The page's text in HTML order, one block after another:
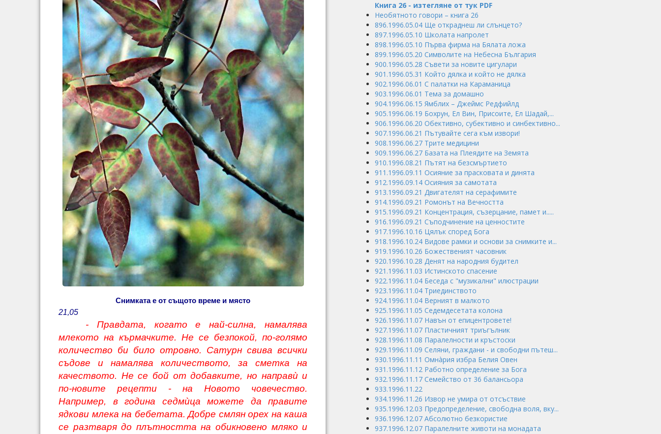
Снимката е от същото време и място
21,05
- Правдата, когато е най-силна, намалява
млекото на кърмачките. Не се безпокой, по-голямо
количество би било отровно. Сатурн свива всички
съдове и намалява количеството, за сметка на
качеството. Не се бой от добавките, но направù и
по-новите рецепти - на Новото човечество.
Например, в година седмùца можете да правите
ядкови млека на бебетата. Добре смлян орех на каша
се разтваря до плътността на обикновено мляко и
Книга 26 - изтегляне от тук PDF
Необятното говори – книга 26
896.1996.05.04 Ще откраднеш ли слънцето?
897.1996.05.10 Школата напролет
898.1996.05.10 Първа фирма на Бялата ложа
899.1996.05.20 Символите на Небесна България
900.1996.05.28 Съвети за новите цигулари
901.1996.05.31 Който дялка и който не дялка
902.1996.06.01 С палатки на Караманица
903.1996.06.01 Тема за домашно
904.1996.06.15 Ямблих – Джеймс Редфийлд
905.1996.06.19 Бохрун, Ел Вин, Присоите, Ел Шадай,...
906.1996.06.20 Обективно, субективно и синбективно...
907.1996.06.21 Пътувайте сега към извори!
908.1996.06.27 Трите медицини
909.1996.06.27 Базата на Плеядите на Земята
910.1996.08.21 Пътят на безсмъртието
911.1996.09.11 Осияние за прасковата и динята
912.1996.09.14 Осияния за самотата
913.1996.09.21 Двигателят на серафимите
914.1996.09.21 Ромонът на Вечността
915.1996.09.21 Концентрация, съзерцание, памет и.....
916.1996.09.21 Съподчинение на ценностите
917.1996.10.16 Цялък според Бога
918.1996.10.24 Видове рамки и основи за снимките и...
919.1996.10.26 Божественият часовник
920.1996.10.28 Денят на народния будител
921.1996.11.03 Истинското спасение
922.1996.11.04 Беседа с "музикални" илюстрации
923.1996.11.04 Триединството
924.1996.11.04 Верният в малкото
925.1996.11.05 Седемдесетата колона
926.1996.11.07 Навън от епицентровете!
927.1996.11.07 Пластичният триъгълник
928.1996.11.08 Паралелности и кръстоски
929.1996.11.09 Селяни, граждани - и свободни пътеш...
930.1996.11.11 Омнàрия избра Белия Овен
931.1996.11.12 Работно определение за Бога
932.1996.11.17 Семейство от 36 балансьора
933.1996.11.22
934.1996.11.26 Извор не умира от отсъствие
935.1996.12.03 Предопределение, свободна воля, вку...
936.1996.12.07 Абсолютно безкористие
937.1996.12.07 Паралелните животи на монадата